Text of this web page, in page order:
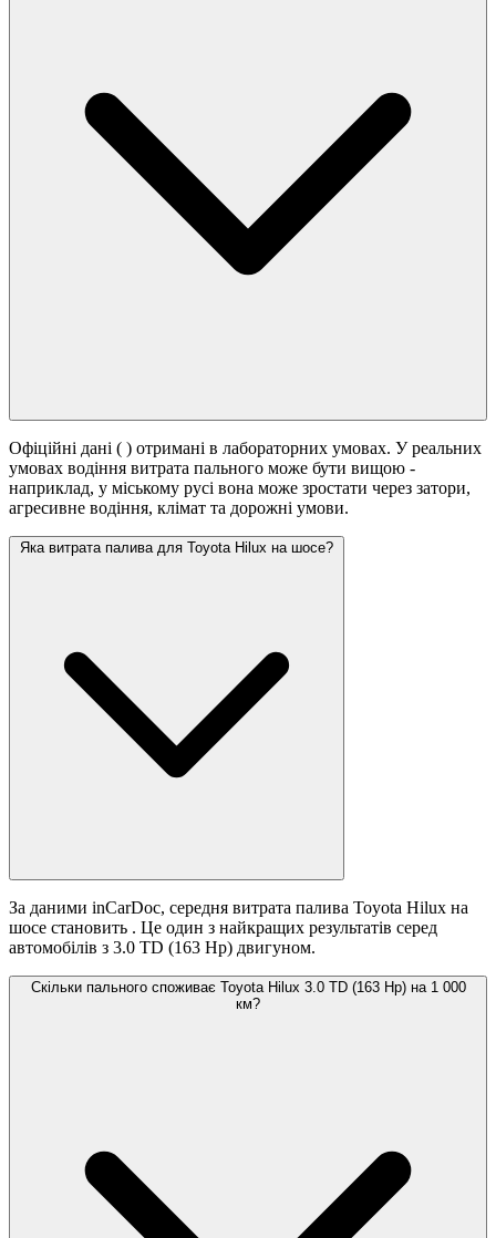
Офіційні дані ( ) отримані в лабораторних умовах. У реальних
умовах водіння витрата пального може бути вищою -
наприклад, у міському русі вона може зростати через затори,
агресивне водіння, клімат та дорожні умови.
Яка витрата палива для Toyota Hilux на шосе?
За даними inCarDoc, середня витрата палива Toyota Hilux на
шосе становить . Це один з найкращих результатів серед
автомобілів з 3.0 TD (163 Hp) двигуном.
Скільки пального споживає Toyota Hilux 3.0 TD (163 Hp) на 1 000
км?